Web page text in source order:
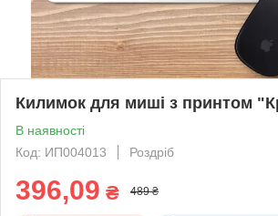
Килимок для миші з принтом
В наявності
Код: ИП004013
Роздріб
396,09 ₴ 489 ₴